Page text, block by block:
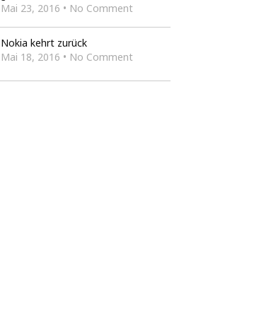
Mai 23, 2016 • No Comment
Nokia kehrt zurück
Mai 18, 2016 • No Comment